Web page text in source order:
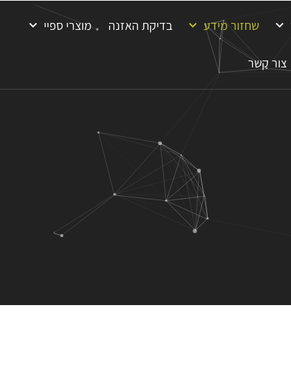
שחזור מידע בדיקת האזנה מוצרי ספיי
צור קשר